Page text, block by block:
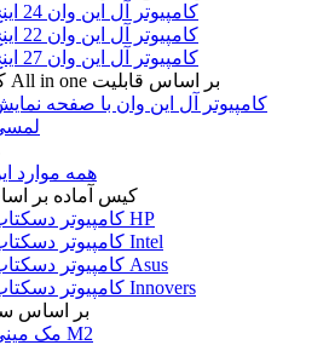
کامپیوتر آل این وان 24 اینچ
کامپیوتر آل این وان 22 اینچ
کامپیوتر آل این وان 27 اینچ
کامپیوتر All in one بر اساس قابلیت
کامپیوتر آل این وان با صفحه
همه موارد
کیس آماده بر
کامپیوتر دسکتاپ HP
کامپیوتر دسکتاپ Intel
کامپیوتر دسکتاپ Asus
کامپیوتر دسکتاپ Innovers
بر اساس
مک مینی M2